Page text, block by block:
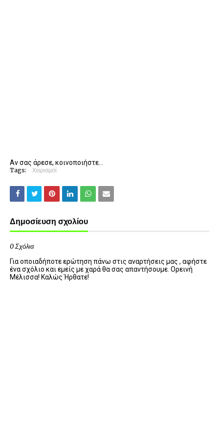
Αν σας άρεσε, κοινοποιήστε...
Tags: Χειρισμοί
Δημοσίευση σχολίου
0 Σχόλια
Για οποιαδήποτε ερώτηση πάνω στις αναρτήσεις μας , αφήστε
ένα σχόλιο και εμείς με χαρά θα σας απαντήσουμε. Ορεινή
Μέλισσα! Καλώς Ήρθατε!